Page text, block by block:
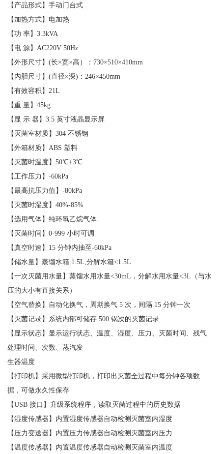
【产品形式】手动门台式
【加热方式】电加热
【功 率】3.3kVA
【电 源】AC220V 50Hz
【外形尺寸】(长×宽×高）：730×510×410mm
【内胆尺寸】(直径×深)：246×450mm
【有效容积】21L
【重 量】45kg
【显 示 器】3.5 英寸液晶显示屏
【灭菌室材质】304 不锈钢
【外箱材质】ABS 塑料
【灭菌时温度】50℃±3℃
【工作压力】-60kPa
【最高抗压力值】-80kPa
【灭菌时湿度】40%-85%
【选用气体】纯环氧乙烷气体
【灭菌时间】0-999 小时可调
【真空时速】15 分钟内抽至-60kPa
【储水量】蒸馏水箱 1.5L,分解水箱<1.5L
【一次灭菌用水量】蒸馏水用水量<30mL，分解水用水量<3L（与水
压的大小有直接关系）
【空气替换】自动化换气，周期换气 5 次，间隔 15 分钟一次
【灭菌记录】系统内部可储存 500 锅次的灭菌记录
【显示状态】显示运行状态、温度、湿度、压力、灭菌时间、残气
处理时间、次数、蒸汽发
生器温度
【打印机】采用微型打印机，打印出灭菌全过程中每分钟各项数
据，可做永久性保存
【USB 接口】升级系统程序，读取灭菌过程中的历史数据
【湿度传感器】内置湿度传感器自动检测灭菌室内湿度
【压力变送器】内置压力传感器自动检测灭菌室内压力
【温度传感器】内置温度传感器自动检测灭菌室内温度